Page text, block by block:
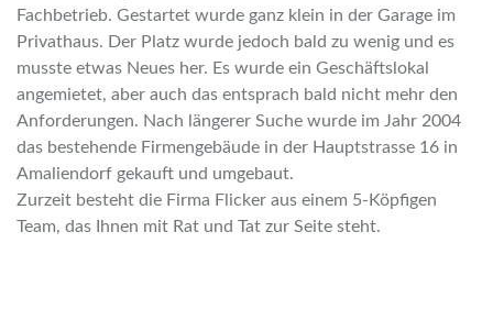
Fachbetrieb. Gestartet wurde ganz klein in der Garage im
Privathaus. Der Platz wurde jedoch bald zu wenig und es
musste etwas Neues her. Es wurde ein Geschäftslokal
angemietet, aber auch das entsprach bald nicht mehr den
Anforderungen. Nach längerer Suche wurde im Jahr 2004
das bestehende Firmengebäude in der Hauptstrasse 16 in
Amaliendorf gekauft und umgebaut.
Zurzeit besteht die Firma Flicker aus einem 5-Köpfigen
Team, das Ihnen mit Rat und Tat zur Seite steht.